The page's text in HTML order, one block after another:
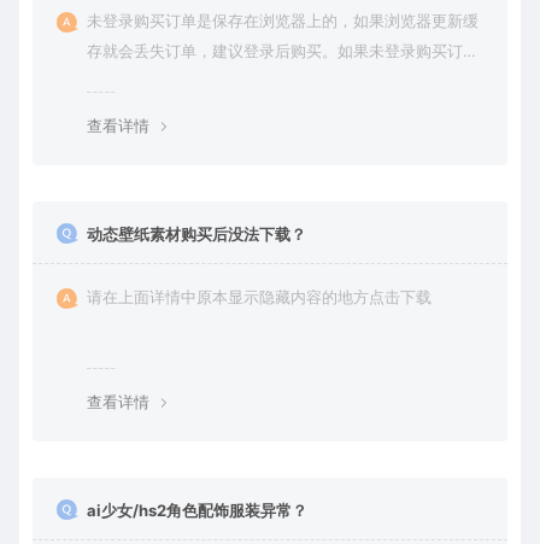
未登录购买订单是保存在浏览器上的，如果浏览器更新缓
存就会丢失订单，建议登录后购买。如果未登录购买订单
查看详情
动态壁纸素材购买后没法下载？
请在上面详情中原本显示隐藏内容的地方点击下载
查看详情
ai少女/hs2角色配饰服装异常？